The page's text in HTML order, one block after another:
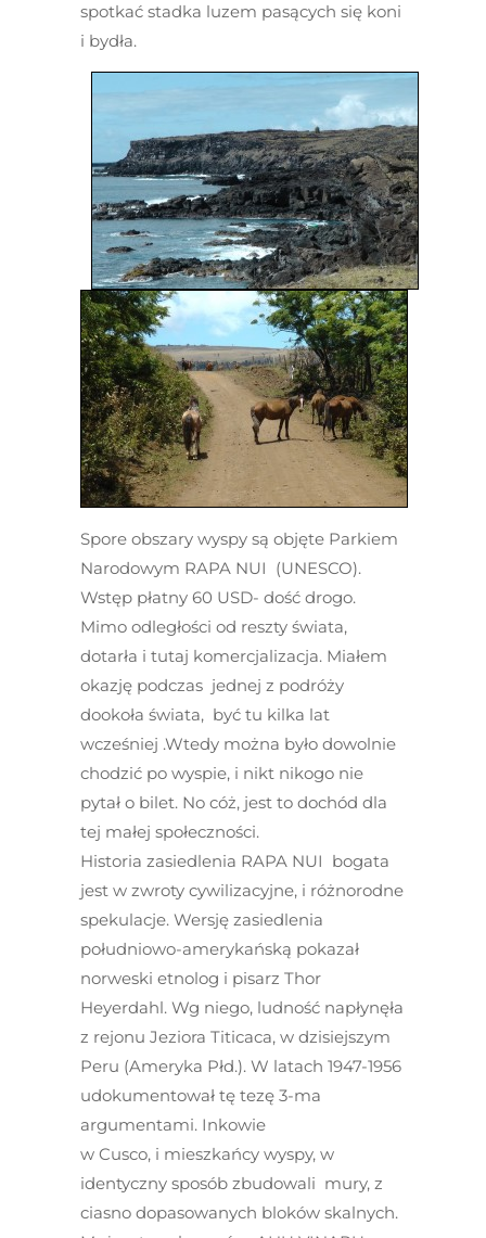
spotkać stadka luzem pasących się koni
i bydła.
Spore obszary wyspy są objęte Parkiem
Narodowym RAPA NUI (UNESCO).
Wstęp płatny 60 USD- dość drogo.
Mimo odległości od reszty świata,
dotarła i tutaj komercjalizacja. Miałem
okazję podczas jednej z podróży
dookoła świata, być tu kilka lat
wcześniej .Wtedy można było dowolnie
chodzić po wyspie, i nikt nikogo nie
pytał o bilet. No cóż, jest to dochód dla
tej małej społeczności.
Historia zasiedlenia RAPA NUI bogata
jest w zwroty cywilizacyjne, i różnorodne
spekulacje. Wersję zasiedlenia
południowo-amerykańską pokazał
norweski etnolog i pisarz Thor
Heyerdahl. Wg niego, ludność napłynęła
z rejonu Jeziora Titicaca, w dzisiejszym
Peru (Ameryka Płd.). W latach 1947-1956
udokumentował tę tezę 3-ma
argumentami. Inkowie
w Cusco, i mieszkańcy wyspy, w
identyczny sposób zbudowali mury, z
ciasno dopasowanych bloków skalnych.